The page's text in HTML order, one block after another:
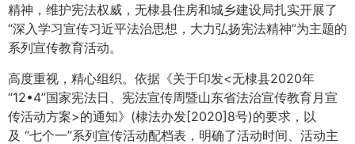
精神，维护宪法权威，无棣县住房和城乡建设局扎实开展了
“深入学习宣传习近平法治思想，大力弘扬宪法精神”为主题的
系列宣传教育活动。
高度重视，精心组织。依据《关于印发<无棣县2020年
“12•4”国家宪法日、宪法宣传周暨山东省法治宣传教育月宣
传活动方案>的通知》(棣法办发[2020]8号)的要求，以
及 “七个一”系列宣传活动配档表，明确了活动时间、活动主